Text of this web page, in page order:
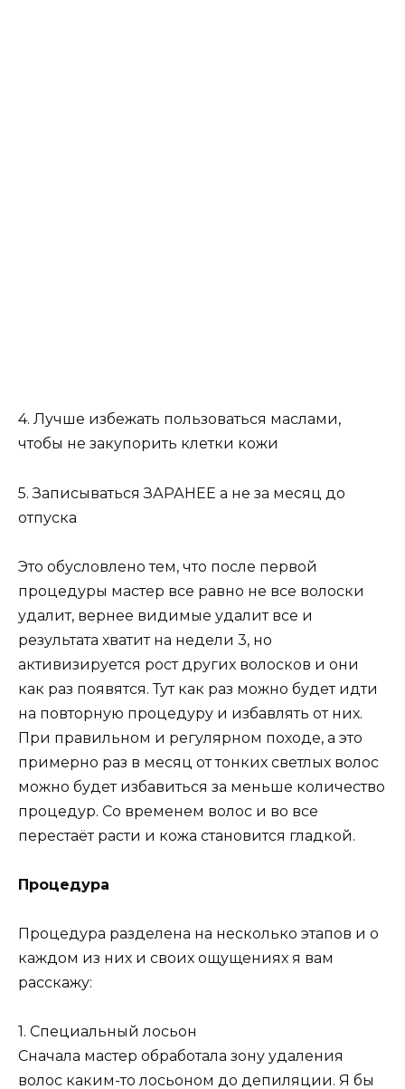
4. Лучше избежать пользоваться маслами,
чтобы не закупорить клетки кожи
5. Записываться ЗАРАНЕЕ а не за месяц до
отпуска
Это обусловлено тем, что после первой
процедуры мастер все равно не все волоски
удалит, вернее видимые удалит все и
результата хватит на недели 3, но
активизируется рост других волосков и они
как раз появятся. Тут как раз можно будет идти
на повторную процедуру и избавлять от них.
При правильном и регулярном походе, а это
примерно раз в месяц от тонких светлых волос
можно будет избавиться за меньше количество
процедур. Со временем волос и во все
перестаёт расти и кожа становится гладкой.
Процедура
Процедура разделена на несколько этапов и о
каждом из них и своих ощущениях я вам
расскажу:
1. Специальный лосьон
Сначала мастер обработала зону удаления
волос каким-то лосьоном до депиляции. Я бы